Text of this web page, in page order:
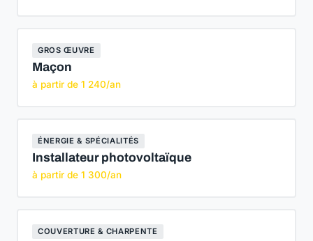
GROS ŒUVRE
Maçon
à partir de 1 240/an
ÉNERGIE & SPÉCIALITÉS
Installateur photovoltaïque
à partir de 1 300/an
COUVERTURE & CHARPENTE